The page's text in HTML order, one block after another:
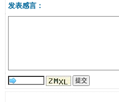
发表感言：